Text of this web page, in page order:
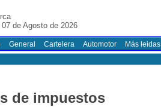
de Agosto de 2026
General Cartelera Automotor Más leidas
de impuestos